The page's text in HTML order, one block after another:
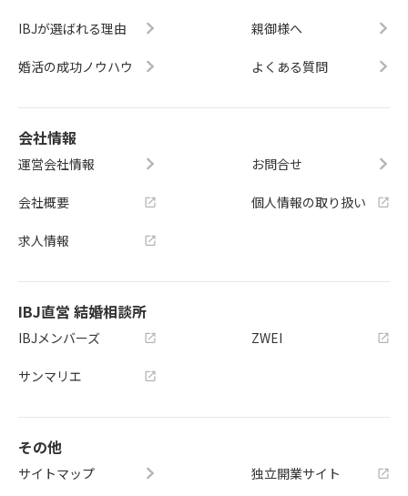
IBJが選ばれる理由
婚活の成功ノウハウ
親御様へ
よくある質問
会社情報
運営会社情報
会社概要
求人情報
お問合せ
個人情報の取り扱い
IBJ直営 結婚相談所
IBJメンバーズ
サンマリエ
ZWEI
その他
サイトマップ
独立開業サイト